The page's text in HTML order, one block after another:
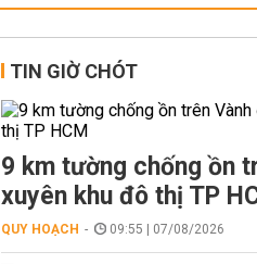
TIN GIỜ CHÓT
9 km tường chống ồn
xuyên khu đô thị TP
QUY HOẠCH 09:55 | 07/08/2026